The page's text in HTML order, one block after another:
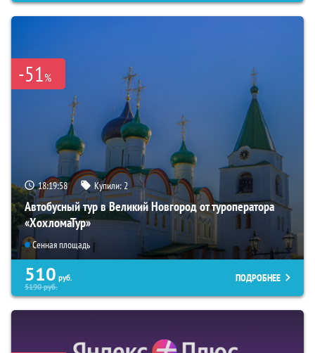
-51%
18:19:57 Купили:2
Автобусный тур в Великий Новгород от туроператора
«ХохломаТур»
Сенная площадь
510 руб.
5190руб.
ПОДРОБНЕЕ